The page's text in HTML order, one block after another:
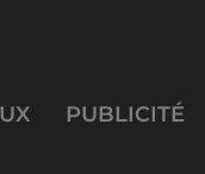
PUBLICITÉ